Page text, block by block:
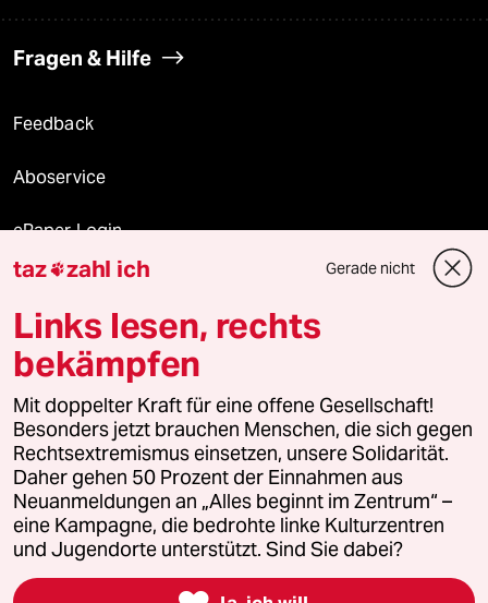
Fragen & Hilfe
Feedback
Aboservice
ePaper Login
Downloads für Abonnierende
© 2026 taz Verlags und Vertriebs GmbH
Alle Rechte vorbehalten. Bei rechtlichen Fragen oder für Genehmigungen
wenden Sie sich bitte an
lizenzen@taz.de
Feedback Redaktionsstatut Kommune-Richtlinien
Leitlinie Informant Datenschutz Impressum AGB
Seitenwende Einwilligungen widerrufen (Ads)
taz zahl ich Gerade nicht
Links lesen, rechts
bekämpfen
Mit doppelter Kraft für eine offene Gesellschaft!
Besonders jetzt brauchen Menschen, die sich gegen
Rechtsextremismus einsetzen, unsere Solidarität.
Daher gehen 50 Prozent der Einnahmen aus
Neuanmeldungen an „Alles beginnt im Zentrum“ –
eine Kampagne, die bedrohte linke Kulturzentren
und Jugendorte unterstützt. Sind Sie dabei?